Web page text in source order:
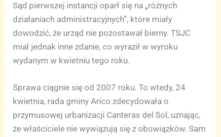
Sąd pierwszej instancji oparł się na „różnych
działaniach administracyjnych”, które miały
dowodzić, że urząd nie pozostawał bierny. TSJC
miał jednak inne zdanie, co wyraził w wyroku
wydanym w kwietniu tego roku.
Sprawa ciągnie się od 2007 roku. To wtedy, 24
kwietnia, rada gminy Arico zdecydowała o
przymusowej urbanizacji Canteras del Sol, uznając,
że właściciele nie wywiązują się z obowiązków. Sam